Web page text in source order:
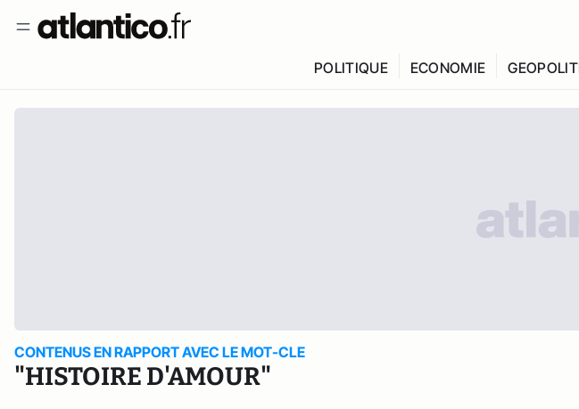
POLITIQUE ECONOMIE
CONTENUS EN RAPPORT AVEC LE MOT-CLE
"HISTOIRE D'AMOUR"